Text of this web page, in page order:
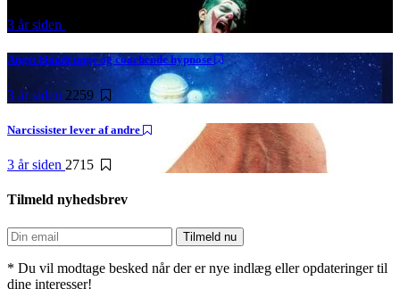
3 år siden
Angst blandt unge og coachende hypnose
3 år siden 2259
Narcissister lever af andre
3 år siden 2715
Tilmeld nyhedsbrev
* Du vil modtage besked når der er nye indlæg eller opdateringer til
dine interesser!